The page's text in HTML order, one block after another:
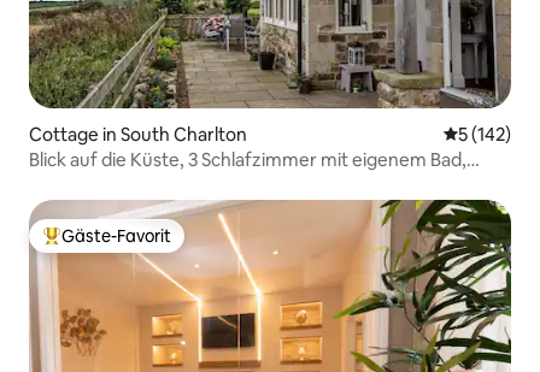
Cottage in South Charlton
5 (142)
Blick auf die Küste, 3 Schlafzimmer mit eigenem Bad,
Beliebter Gäste-Favorit.
Gäste-Favorit